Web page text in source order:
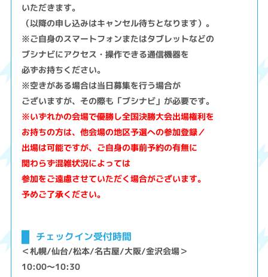
いただきます。
（以降の申し込みはキャンセル待ちとなります）。
※ご自身のスマートフォンまたはタブレットなどの
ブシナビにアクセス・操作できる通信機器を
必ずお持ちください。
※空きがある場合は当日募集を行う場合が
ございますが、その際も「ブシナビ」が必要です。
※いずれかの会場で優勝し全国決勝大会出場権利を
お持ちの方は、他会場の地区予選への参加登録／
出場は可能ですが、ご自身の事前予約の有無に
関わらず混雑状況によっては
参加をご遠慮させていただく場合がございます。
予めご了承ください。
チェックイン受付時間
＜札幌/仙台/松本/名古屋/大阪/金沢会場＞
10:00～10:30